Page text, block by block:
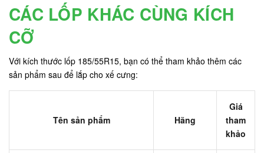
CÁC LỐP KHÁC CÙNG KÍCH
CỠ
Với kích thước lốp 185/55R15, bạn có thể tham khảo thêm các
sản phẩm sau để lắp cho xế cưng:
Tên sản phẩm Hãng
Giá
tham
khảo